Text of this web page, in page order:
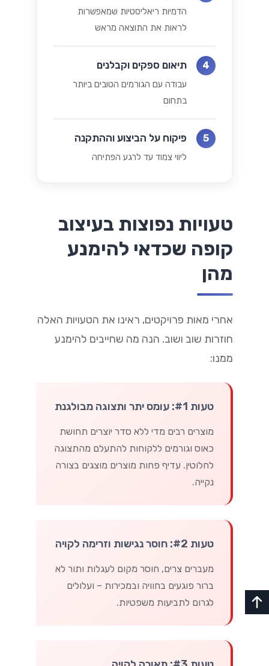
הדמיות ריאליסטיות שמאפשרות
לראות את התוצאה מראש
4 תיאום ספקים וקבלנים
עבודה עם הגורמים הטובים ביותר
בתחום
5 פיקוח על הביצוע וההתקנה
ליווי צמוד עד לרגע הפתיחה
טעויות נפוצות בעיצוב
קופה שכדאי להימנע
מהן
אחרי מאות פרויקטים, ראינו את הטעויות האלה
חוזרות שוב ושוב. הנה מה שחייבים להימנע
ממנו:
טעות #1: עומס יתר ותצוגה מבולגנת
מוצרים רבים מדי ללא סדר יוצרים תחושת
כאוס וגורמים ללקוחות להתעלם מהתצוגה
לחלוטין. עדיף פחות מוצרים מוצגים בצורה
נקייה.
טעות #2: חוסר נגישות וזרימה לקויה
מעברים צרים, חוסר מקום לעגלות ותור לא
ברור פוגעים בחוויה ובמכירות – ועלולים
לגרום לתביעות משפטיות.